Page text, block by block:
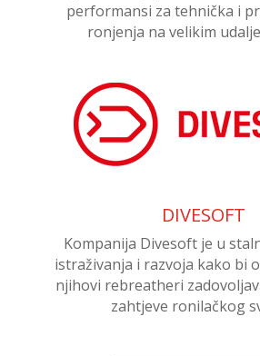
performansi za tehnička i
ronjenja na velikim
DIVESOFT
Kompanija Divesoft je u
istraživanja i razvoja kako bi
njihovi rebreatheri
zahtjeve ronilačkog